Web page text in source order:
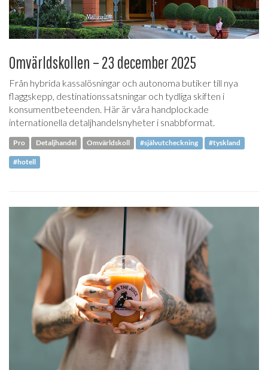
Omvärldskollen – 23 december 2025
Från hybrida kassalösningar och autonoma butiker till nya
flaggskepp, destinationssatsningar och tydliga skiften i
konsumentbeteenden. Här är våra handplockade
internationella detaljhandelsnyheter i snabbformat.
Pro Detaljhandel Omvärldskoll #självutcheckning #tyskland
#hotell